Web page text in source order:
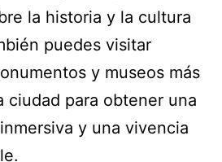
la historia y la cultura
puedes visitar
y museos más
ciudad para obtener una
y una vivencia